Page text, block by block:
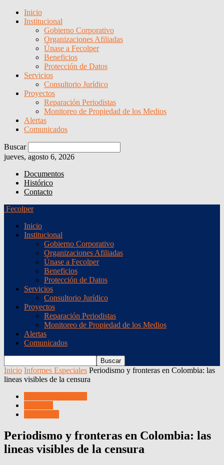
Inicio
Institucional
Gobierno Corporativo
Organizaciones Afiliadas
Únase a Fecolper
Beneficios
Protección de Datos
Servicios
Consultorio Jurídico
Proyectos
Reparación Periodistas
Monitoreo de Propiedad de los Medios
Alertas
Comunicados
Buscar
jueves, agosto 6, 2026
Documentos
Histórico
Contacto
Fecolper
Inicio
Institucional
Gobierno Corporativo
Organizaciones Afiliadas
Únase a Fecolper
Beneficios
Protección de Datos
Servicios
Consultorio Jurídico
Proyectos
Reparación Periodistas
Monitoreo de Propiedad de los Medios
Alertas
Comunicados
Inicio Informes Especiales Periodismo y fronteras en Colombia: las
lineas visibles de la censura
Periodismo y fronteras en Colombia: las
lineas visibles de la censura